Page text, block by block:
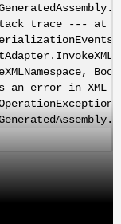
trace --- at
error in XML